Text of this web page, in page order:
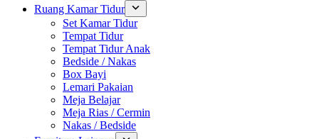
Ruang Kamar Tidur
Set Kamar Tidur
Tempat Tidur
Tempat Tidur Anak
Bedside / Nakas
Box Bayi
Lemari Pakaian
Meja Belajar
Meja Rias / Cermin
Nakas / Bedside